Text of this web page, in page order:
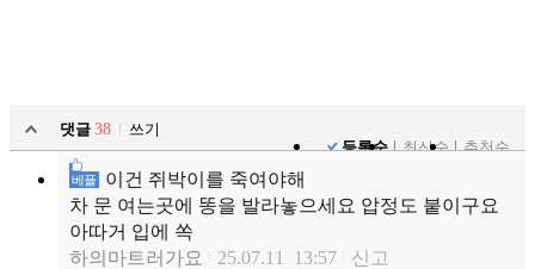
댓글 38
쓰기
등록순
최신순 추천순
베플
이건 쥐박이를 죽여야해
차 문 여는곳에 똥을 발라놓으세요 압정도 붙이구요
아따거 입에 쏙
하의마트러가요
25.07.11 13:57 신고